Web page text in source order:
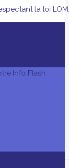
la loi LOM.
Info Flash